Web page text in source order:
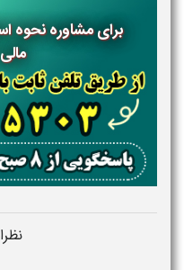
برای مشاوره نحوه